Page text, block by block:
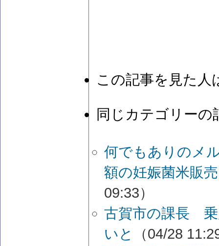
この記事を見た人
同じカテゴリーの
何でもありのメ
額の妊娠菌米販
09:33）
古賀市の課長
いと
（04/28